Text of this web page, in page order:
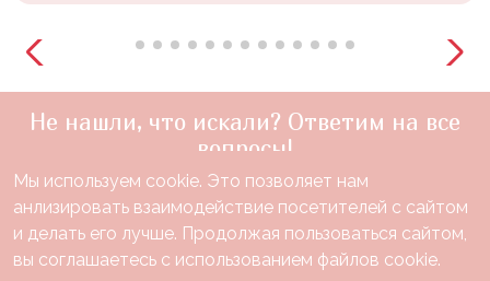
Не нашли, что искали? Ответим на все
вопросы!
+7(910)888-48-60
звонок по России бесплатный
Нужна консультация?
Мы используем cookie. Это позволяет нам
анлизировать взаимодействие посетителей с сайтом
и делать его лучше. Продолжая пользоваться сайтом,
вы соглашаетесь с использованием файлов cookie.